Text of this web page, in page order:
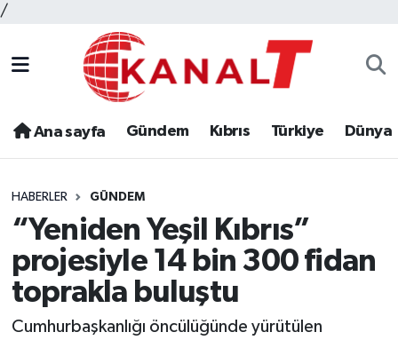
/
Ana sayfa Gündem Kıbrıs Türkiye Dünya
HABERLER GÜNDEM
“Yeniden Yeşil Kıbrıs”
projesiyle 14 bin 300 fidan
toprakla buluştu
Cumhurbaşkanlığı öncülüğünde yürütülen